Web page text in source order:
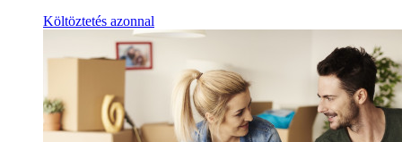
Költöztetés azonnal